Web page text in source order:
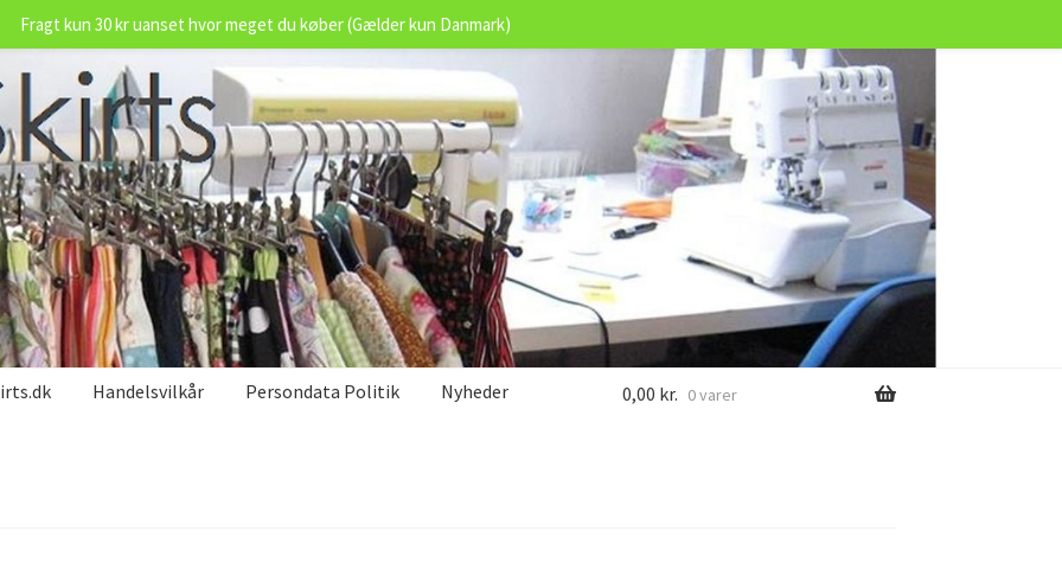
Handelsvilkår Persondata Politik Nyheder 0,00 kr. 0 varer
Fragt kun 30 kr uanset hvor meget du køber (Gælder kun Danmark)